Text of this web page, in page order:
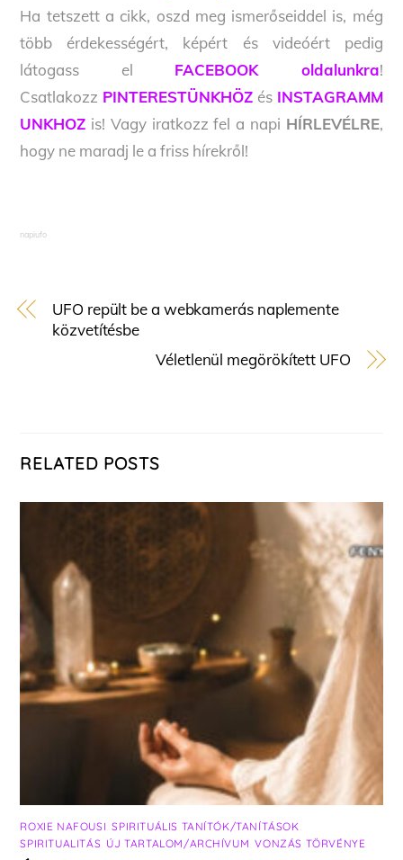
Ha tetszett a cikk, oszd meg ismerőseiddel is, még
több érdekességért, képért és videóért pedig
látogass el FACEBOOK oldalunkra!
Csatlakozz PINTERESTÜNKHÖZ és INSTAGRAMM
UNKHOZ is! Vagy iratkozz fel a napi HÍRLEVÉLRE,
hogy ne maradj le a friss hírekről!
napiufo
UFO repült be a webkamerás naplemente
közvetítésbe
Véletlenül megörökített UFO
RELATED POSTS
ROXIE NAFOUSI ,SPIRITUÁLIS TANÍTÓK/TANÍTÁSOK
SPIRITUALITÁS ÚJ TARTALOM/ARCHÍVUM ,VONZÁS TÖRVÉNYE